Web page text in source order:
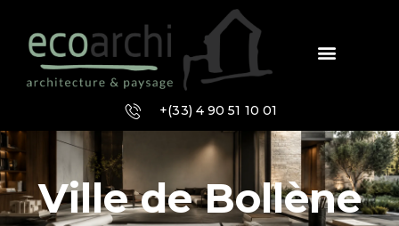
+(33) 4 90 51 10 01
Ville de Bollène